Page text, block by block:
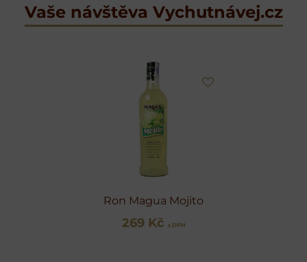
Vaše návštěva Vychutnávej.cz
Ron Magua Mojito
269 Kč s DPH